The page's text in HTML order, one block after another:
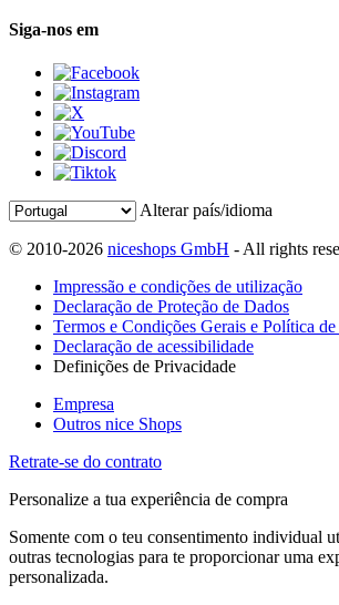
Siga-nos em
Alterar país/idioma
© 2010-2026 niceshops GmbH - All rights
Impressão e condições de utilização
Declaração de Proteção de Dados
Termos e Condições Gerais e Política
Declaração de acessibilidade
Definições de Privacidade
Empresa
Outros nice Shops
Retrate-se do contrato
Personalize a tua experiência de compra
Somente com o teu consentimento individual
outras tecnologias para te proporcionar uma
personalizada.